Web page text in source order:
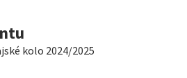
kolo 2024/2025